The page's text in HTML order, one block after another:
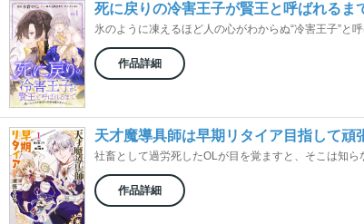
死に戻りの冷害王子が賢王と呼ばれる
氷のように凍えるほど人の心がわからぬ“冷害王子”と
作品詳細
天才魔導具師は早期リタイア目指して頑
社畜として過労死したOLが目を覚ますと、そこは知
作品詳細